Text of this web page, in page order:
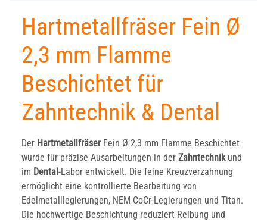
Hartmetallfräser Fein Ø
2,3 mm Flamme
Beschichtet für
Zahntechnik & Dental
Der HartmetallfräserFein Ø 2,3 mm Flamme Beschichtet
wurde für präzise Ausarbeitungen in der Zahntechnikund
im Dental -Labor entwickelt. Die feine Kreuzverzahnung
ermöglicht eine kontrollierte Bearbeitung von
Edelmetalllegierungen, NEM CoCr-Legierungen und Titan.
Die hochwertige Beschichtung reduziert Reibung und